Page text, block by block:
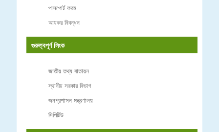
পাসপোর্ট ফরম
আয়কর নিবন্ধন
গুরুত্বপূর্ণ লিংক
জাতীয় তথ্য বাতায়ন
স্থানীয় সরকার বিভাগ
জনপ্রশাসন মন্ত্রণালয়
সিপিটিউ